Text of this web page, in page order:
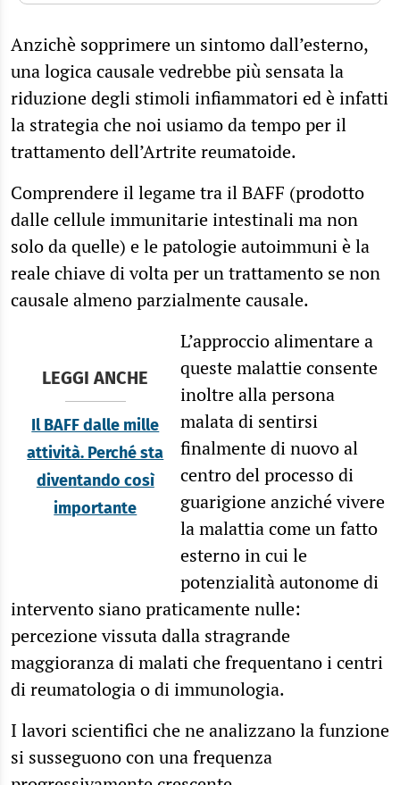
Anzichè sopprimere un sintomo dall’esterno,
una logica causale vedrebbe più sensata la
riduzione degli stimoli infiammatori ed è infatti
la strategia che noi usiamo da tempo per il
trattamento dell’Artrite reumatoide.
Comprendere il legame tra il BAFF (prodotto
dalle cellule immunitarie intestinali ma non
solo da quelle) e le patologie autoimmuni è la
reale chiave di volta per un trattamento se non
causale almeno parzialmente causale.
LEGGI ANCHE
Il BAFF dalle mille
attività. Perché sta
diventando così
importante
L’approccio alimentare a
queste malattie consente
inoltre alla persona
malata di sentirsi
finalmente di nuovo al
centro del processo di
guarigione anziché vivere
la malattia come un fatto
esterno in cui le
potenzialità autonome di
intervento siano praticamente nulle:
percezione vissuta dalla stragrande
maggioranza di malati che frequentano i centri
di reumatologia o di immunologia.
I lavori scientifici che ne analizzano la funzione
si susseguono con una frequenza